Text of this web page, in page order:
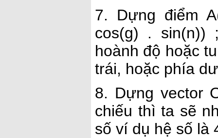
7. Dựng điểm
cos(g) . sin(n))
hoành độ hoặc
trái, hoặc phía
8. Dựng vector
chiếu thì ta sẽ
số ví dụ hệ số là